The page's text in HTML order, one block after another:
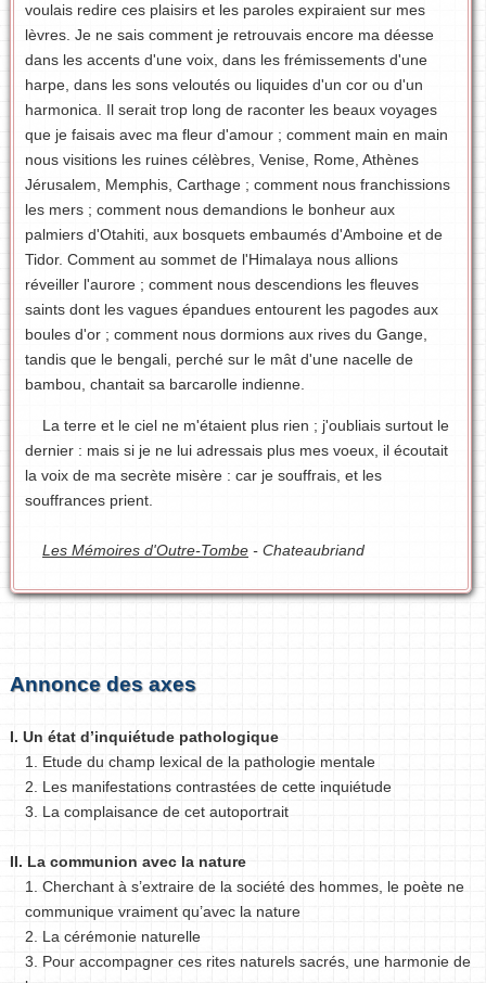
voulais redire ces plaisirs et les paroles expiraient sur mes
lèvres. Je ne sais comment je retrouvais encore ma déesse
dans les accents d'une voix, dans les frémissements d'une
harpe, dans les sons veloutés ou liquides d'un cor ou d'un
harmonica. Il serait trop long de raconter les beaux voyages
que je faisais avec ma fleur d'amour ; comment main en main
nous visitions les ruines célèbres, Venise, Rome, Athènes
Jérusalem, Memphis, Carthage ; comment nous franchissions
les mers ; comment nous demandions le bonheur aux
palmiers d'Otahiti, aux bosquets embaumés d'Amboine et de
Tidor. Comment au sommet de l'Himalaya nous allions
réveiller l'aurore ; comment nous descendions les fleuves
saints dont les vagues épandues entourent les pagodes aux
boules d'or ; comment nous dormions aux rives du Gange,
tandis que le bengali, perché sur le mât d'une nacelle de
bambou, chantait sa barcarolle indienne.
La terre et le ciel ne m'étaient plus rien ; j'oubliais surtout le
dernier : mais si je ne lui adressais plus mes voeux, il écoutait
la voix de ma secrète misère : car je souffrais, et les
souffrances prient.
Les Mémoires d'Outre-Tombe - Chateaubriand
Annonce des axes
I. Un état d’inquiétude pathologique
1. Etude du champ lexical de la pathologie mentale
2. Les manifestations contrastées de cette inquiétude
3. La complaisance de cet autoportrait
II. La communion avec la nature
1. Cherchant à s’extraire de la société des hommes, le poète ne
communique vraiment qu’avec la nature
2. La cérémonie naturelle
3. Pour accompagner ces rites naturels sacrés, une harmonie de